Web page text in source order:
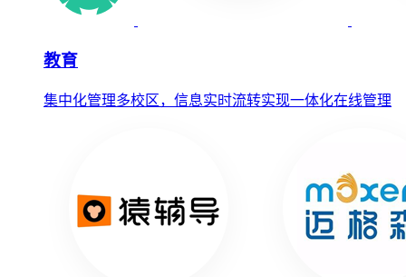
教育
集中化管理多校区，信息实时流转实现一体化在线管理